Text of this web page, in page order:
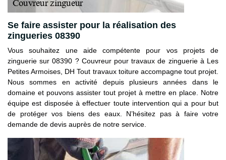
Se faire assister pour la réalisation des
zingueries 08390
Vous souhaitez une aide compétente pour vos projets de
zinguerie sur 08390 ? Couvreur pour travaux de zinguerie à Les
Petites Armoises, DH Tout travaux toiture accompagne tout projet.
Nous sommes en activité depuis plusieurs années dans le
domaine et pouvons assister tout projet à mettre en place. Notre
équipe est disposée à effectuer toute intervention qui a pour but
de protéger vos biens des eaux. N’hésitez pas à faire votre
demande de devis auprès de notre service.